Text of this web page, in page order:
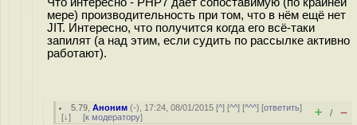
мере) производительность при том, что в нём ещё нет
JIT. Интересно, что получится когда его всё-таки
запилят (а над этим, если судить по рассылке активно
работают).
5.79 ,Аноним (-), 17:24, 08/01/2015 [^] [^^] [^^^] [ответить]
[↓] [к модератору] + / –